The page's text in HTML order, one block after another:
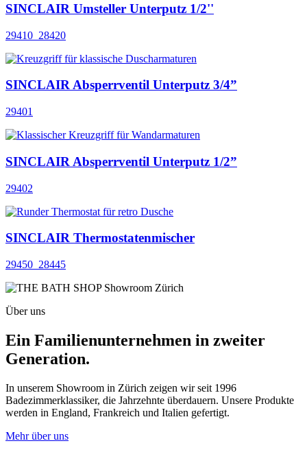
SINCLAIR Umsteller Unterputz 1/2''
29410_28420
SINCLAIR Absperrventil Unterputz 3/4”
29401
SINCLAIR Absperrventil Unterputz 1/2”
29402
SINCLAIR Thermostatenmischer
29450_28445
Über uns
Ein Familienunternehmen in zweiter
Generation.
In unserem Showroom in Zürich zeigen wir seit 1996
Badezimmerklassiker, die Jahrzehnte überdauern. Unsere Produkte
werden in England, Frankreich und Italien gefertigt.
Mehr über uns